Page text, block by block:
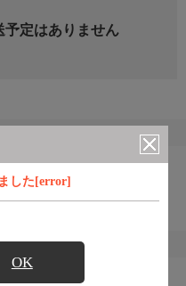
した[error]
OK
予定はありません